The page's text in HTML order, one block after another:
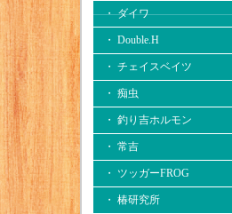
・ ダイワ
・ Double.H
・ チェイスベイツ
・ 痴虫
・ 釣り吉ホルモン
・ 常吉
・ ツッガーFROG
・ 椿研究所